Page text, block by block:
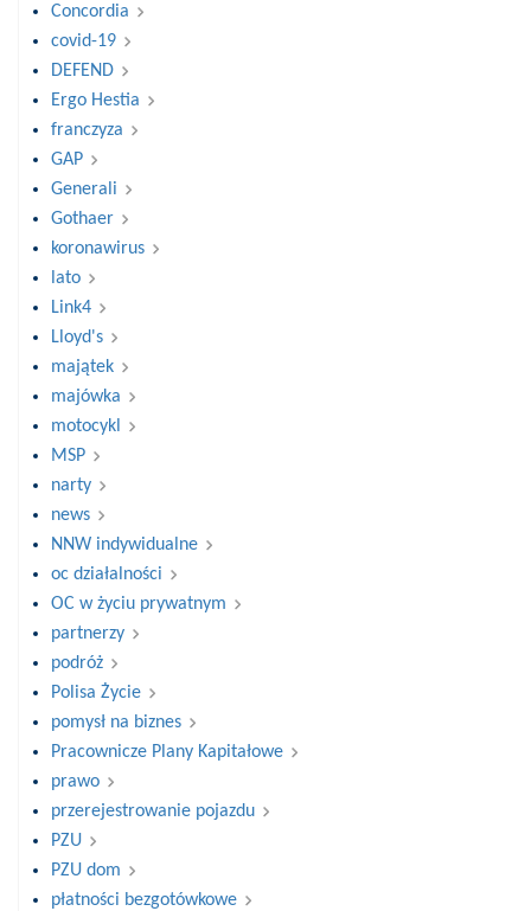
Concordia
covid-19
DEFEND
Ergo Hestia
franczyza
GAP
Generali
Gothaer
koronawirus
lato
Link4
Lloyd's
majątek
majówka
motocykl
MSP
narty
news
NNW indywidualne
oc działalności
OC w życiu prywatnym
partnerzy
podróż
Polisa Życie
pomysł na biznes
Pracownicze Plany Kapitałowe
prawo
przerejestrowanie pojazdu
PZU
PZU dom
płatności bezgotówkowe